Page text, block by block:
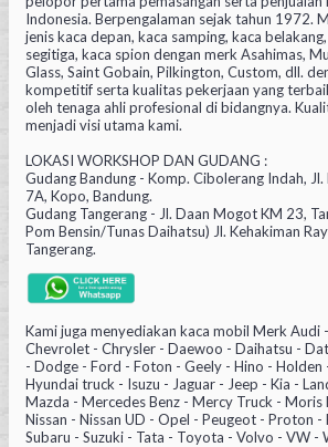
Indonesia. Berpengalaman sejak tahun 1972.
jenis kaca depan, kaca samping, kaca
segitiga, kaca spion dengan merk Asahimas,
Glass, Saint Gobain, Pilkington, Custom, dll.
kompetitif serta kualitas pekerjaan yang
oleh tenaga ahli profesional di bidangnya.
menjadi visi utama kami.
LOKASI WORKSHOP DAN GUDANG :
Gudang Bandung - Komp. Cibolerang Indah,
7A, Kopo, Bandung.
Gudang Tangerang - Jl. Daan Mogot KM 23,
Pom Bensin/Tunas Daihatsu) Jl. Kehakiman
Tangerang.
Kami juga menyediakan kaca mobil Merk Audi
Chevrolet - Chrysler - Daewoo - Daihatsu -
- Dodge - Ford - Foton - Geely - Hino - Holden
Hyundai truck - Isuzu - Jaguar - Jeep - Kia -
Mazda - Mercedes Benz - Mercy Truck -
Nissan - Nissan UD - Opel - Peugeot - Proton -
Subaru - Suzuki - Tata - Toyota - Volvo - VW -